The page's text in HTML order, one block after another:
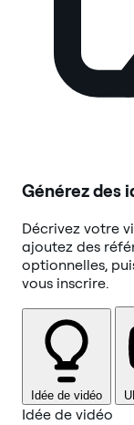
Générez des
Décrivez votre
ajoutez des
optionnelles,
vous inscrire.
Idée de vidéo
Idée de vidéo